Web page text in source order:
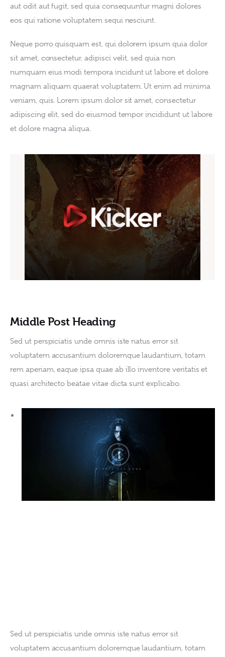
aut odit aut fugit, sed quia consequuntur magni dolores
eos qui ratione voluptatem sequi nesciunt.
Neque porro quisquam est, qui dolorem ipsum quia dolor
sit amet, consectetur, adipisci velit, sed quia non
numquam eius modi tempora incidunt ut labore et dolore
magnam aliquam quaerat voluptatem. Ut enim ad minima
veniam, quis. Lorem ipsum dolor sit amet, consectetur
adipiscing elit, sed do eiusmod tempor incididunt ut labore
et dolore magna aliqua.
Middle Post Heading
Sed ut perspiciatis unde omnis iste natus error sit
voluptatem accusantium doloremque laudantium, totam
rem aperiam, eaque ipsa quae ab illo inventore veritatis et
quasi architecto beatae vitae dicta sunt explicabo.
Sed ut perspiciatis unde omnis iste natus error sit
voluptatem accusantium doloremque laudantium, totam